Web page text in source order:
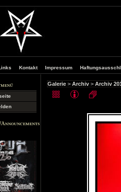
Kontakt Impressum
Galerie > Archiv > Archiv